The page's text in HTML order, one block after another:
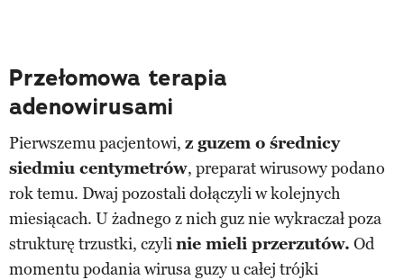
Przełomowa terapia
adenowirusami
Pierwszemu pacjentowi, z guzem o średnicy
siedmiu centymetrów, preparat wirusowy podano
rok temu. Dwaj pozostali dołączyli w kolejnych
miesiącach. U żadnego z nich guz nie wykraczał poza
strukturę trzustki, czylinie mieli przerzutów. Od
momentu podania wirusa guzy u całej trójki